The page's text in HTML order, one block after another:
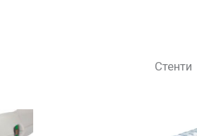
Стенти